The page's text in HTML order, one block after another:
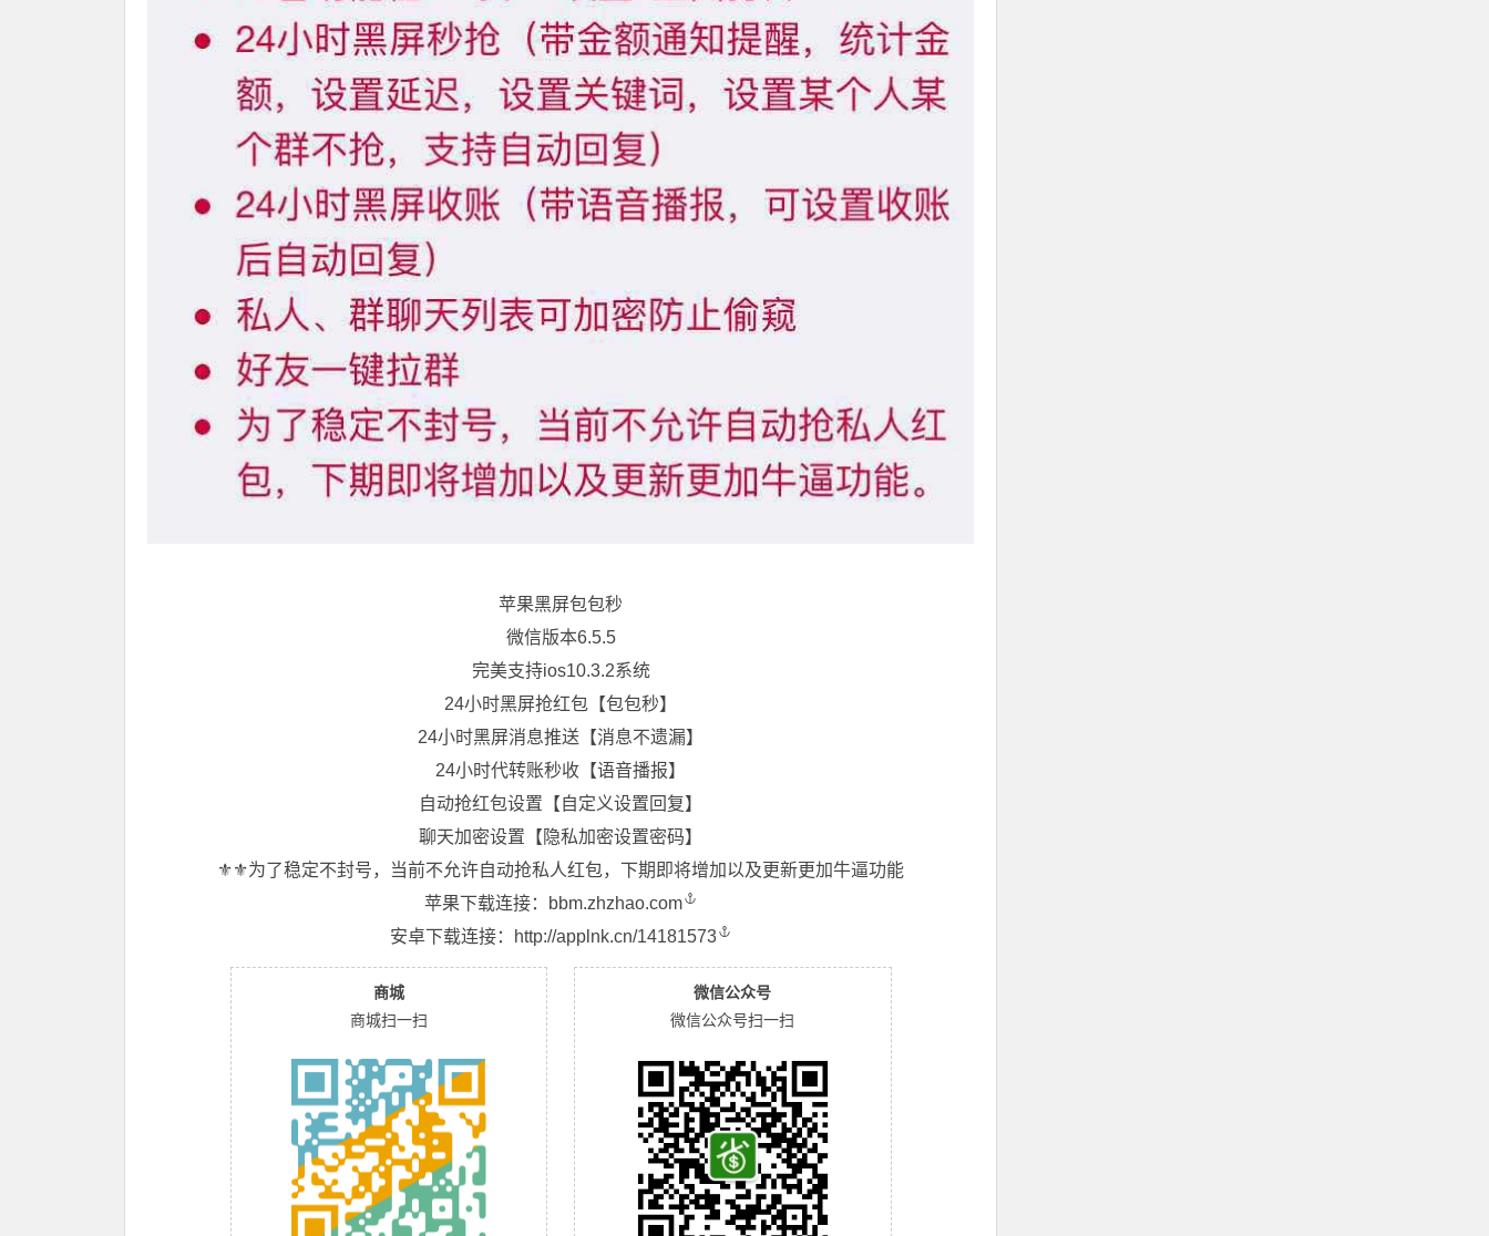
苹果黑屏包包秒
微信版本6.5.5
完美支持ios10.3.2系统
24小时黑屏抢红包【包包秒】
24小时黑屏消息推送【消息不遗漏】
24小时代转账秒收【语音播报】
自动抢红包设置【自定义设置回复】
聊天加密设置【隐私加密设置密码】
⚜️⚜️为了稳定不封号，当前不允许自动抢私人红包，下期即将增加以及更新更加牛逼功能
苹果下载连接：
bbm.zhzhao.com
安卓下载连接：
http://applnk.cn/14181573
商城
商城扫一扫
微信公众号
微信公众号扫一扫